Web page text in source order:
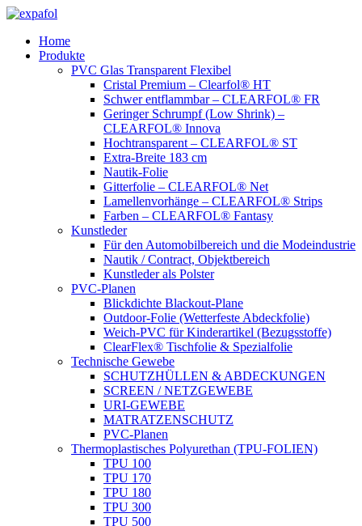
Zum
springenHome
Produkte
PVC Glas Transparent Flexibel
Cristal Premium – Clearfol® HT
Schwer entflammbar – CLEARFOL® FR
Geringer Schrumpf (Low Shrink) –
CLEARFOL® Innova
Hochtransparent – CLEARFOL® ST
Extra-Breite 183 cm
Nautik-Folie
Gitterfolie – CLEARFOL® Net
Lamellenvorhänge – CLEARFOL® Strips
Farben – CLEARFOL® Fantasy
Kunstleder
Für den Automobilbereich und die Modeindustrie
Nautik / Contract, Objektbereich
Kunstleder als Polster
PVC-Planen
Blickdichte Blackout-Plane
Outdoor-Folie (Wetterfeste Abdeckfolie)
Weich-PVC für Kinderartikel (Bezugsstoffe)
ClearFlex® Tischfolie & Spezialfolie
Technische Gewebe
SCHUTZHÜLLEN & ABDECKUNGEN
SCREEN / NETZGEWEBE
URI-GEWEBE
MATRATZENSCHUTZ
PVC-Planen
Thermoplastisches Polyurethan (TPU-FOLIEN)
TPU 100
TPU 170
TPU 180
TPU 300
TPU 500